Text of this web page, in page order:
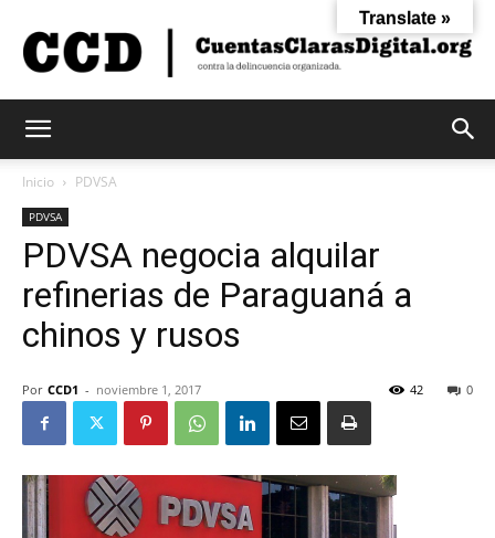
Claras
Inicio PDVSA
PDVSA
PDVSA negocia alquilar
refinerias de Paraguaná a
chinos y rusos
Por CCD1 - noviembre 1, 2017 0
42
Translate »